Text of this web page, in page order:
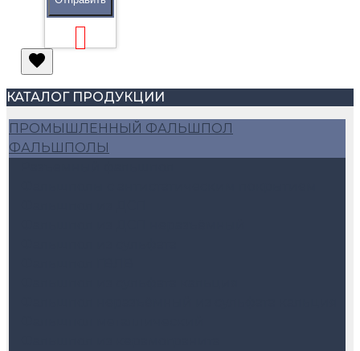
КАТАЛОГ ПРОДУКЦИИ
ПРОМЫШЛЕННЫЙ ФАЛЬШПОЛ
ФАЛЬШПОЛЫ